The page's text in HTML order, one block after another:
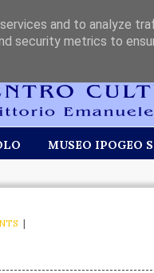
MUSEO IPOGEO
|
and to analyze
security metrics to